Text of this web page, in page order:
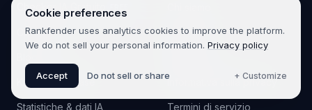
Checker IA Gratuito
Casi studio
Knowledge Base
Statistiche & dati IA
Investitori
Informativa sulla privacy
Termini di servizio
Cookie preferences
Rankfender uses analytics cookies to improve the platform.
We do not sell your personal information. Privacy policy
Accept Do not sell or share + Customize